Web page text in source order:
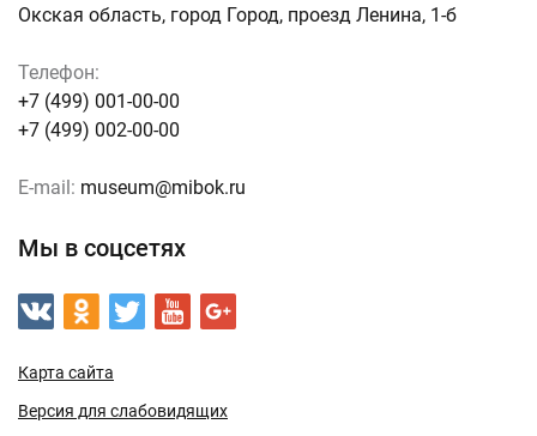
Окская область, город Город, проезд Ленина, 1-б
Телефон:
+7 (499) 001-00-00
+7 (499) 002-00-00
E-mail: museum@mibok.ru
Мы в соцсетях
Карта сайта
Версия для слабовидящих